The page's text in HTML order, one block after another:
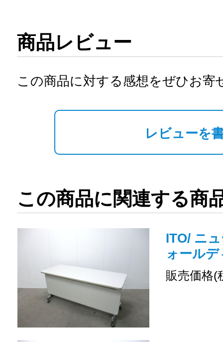
商品レビュー
この商品に対する感想をぜひお寄
レビューを
この商品に関連する商
ITO/ ニ
ォール
販売価格(